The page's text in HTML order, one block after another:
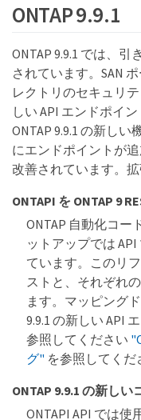
ONTAP 9.9.1
ONTAP 9.9.1 では、引
されています。SAN
レクトリのセキュリ
しい API エンドポイ
ONTAP 9.9.1 の新し
にエンドポイントが
改善されています。
ONTAPI を ONTAP 9
ONTAP 自動化コー
ットアップでは
ています。このリ
ストと、それぞれ
ます。マッピング
9.9.1 の新しい API
参照してください
グ" を参照してくだ
ONTAP 9.9.1 の新し
ONTAPI API では使